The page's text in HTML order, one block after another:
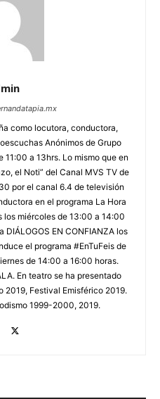
como locutora, conductora,
Anónimos de Grupo
11:00 a 13hrs. Lo mismo que en
el Noti” del Canal MVS TV de
por el canal 6.4 de televisión
en el programa La Hora
miércoles de 13:00 a 14:00
DIÁLOGOS EN CONFIANZA los
el programa #EnTuFeis de
de 14:00 a 16:00 horas.
En teatro se ha presentado
2019, Festival Emisférico 2019.
1999-2000, 2019.